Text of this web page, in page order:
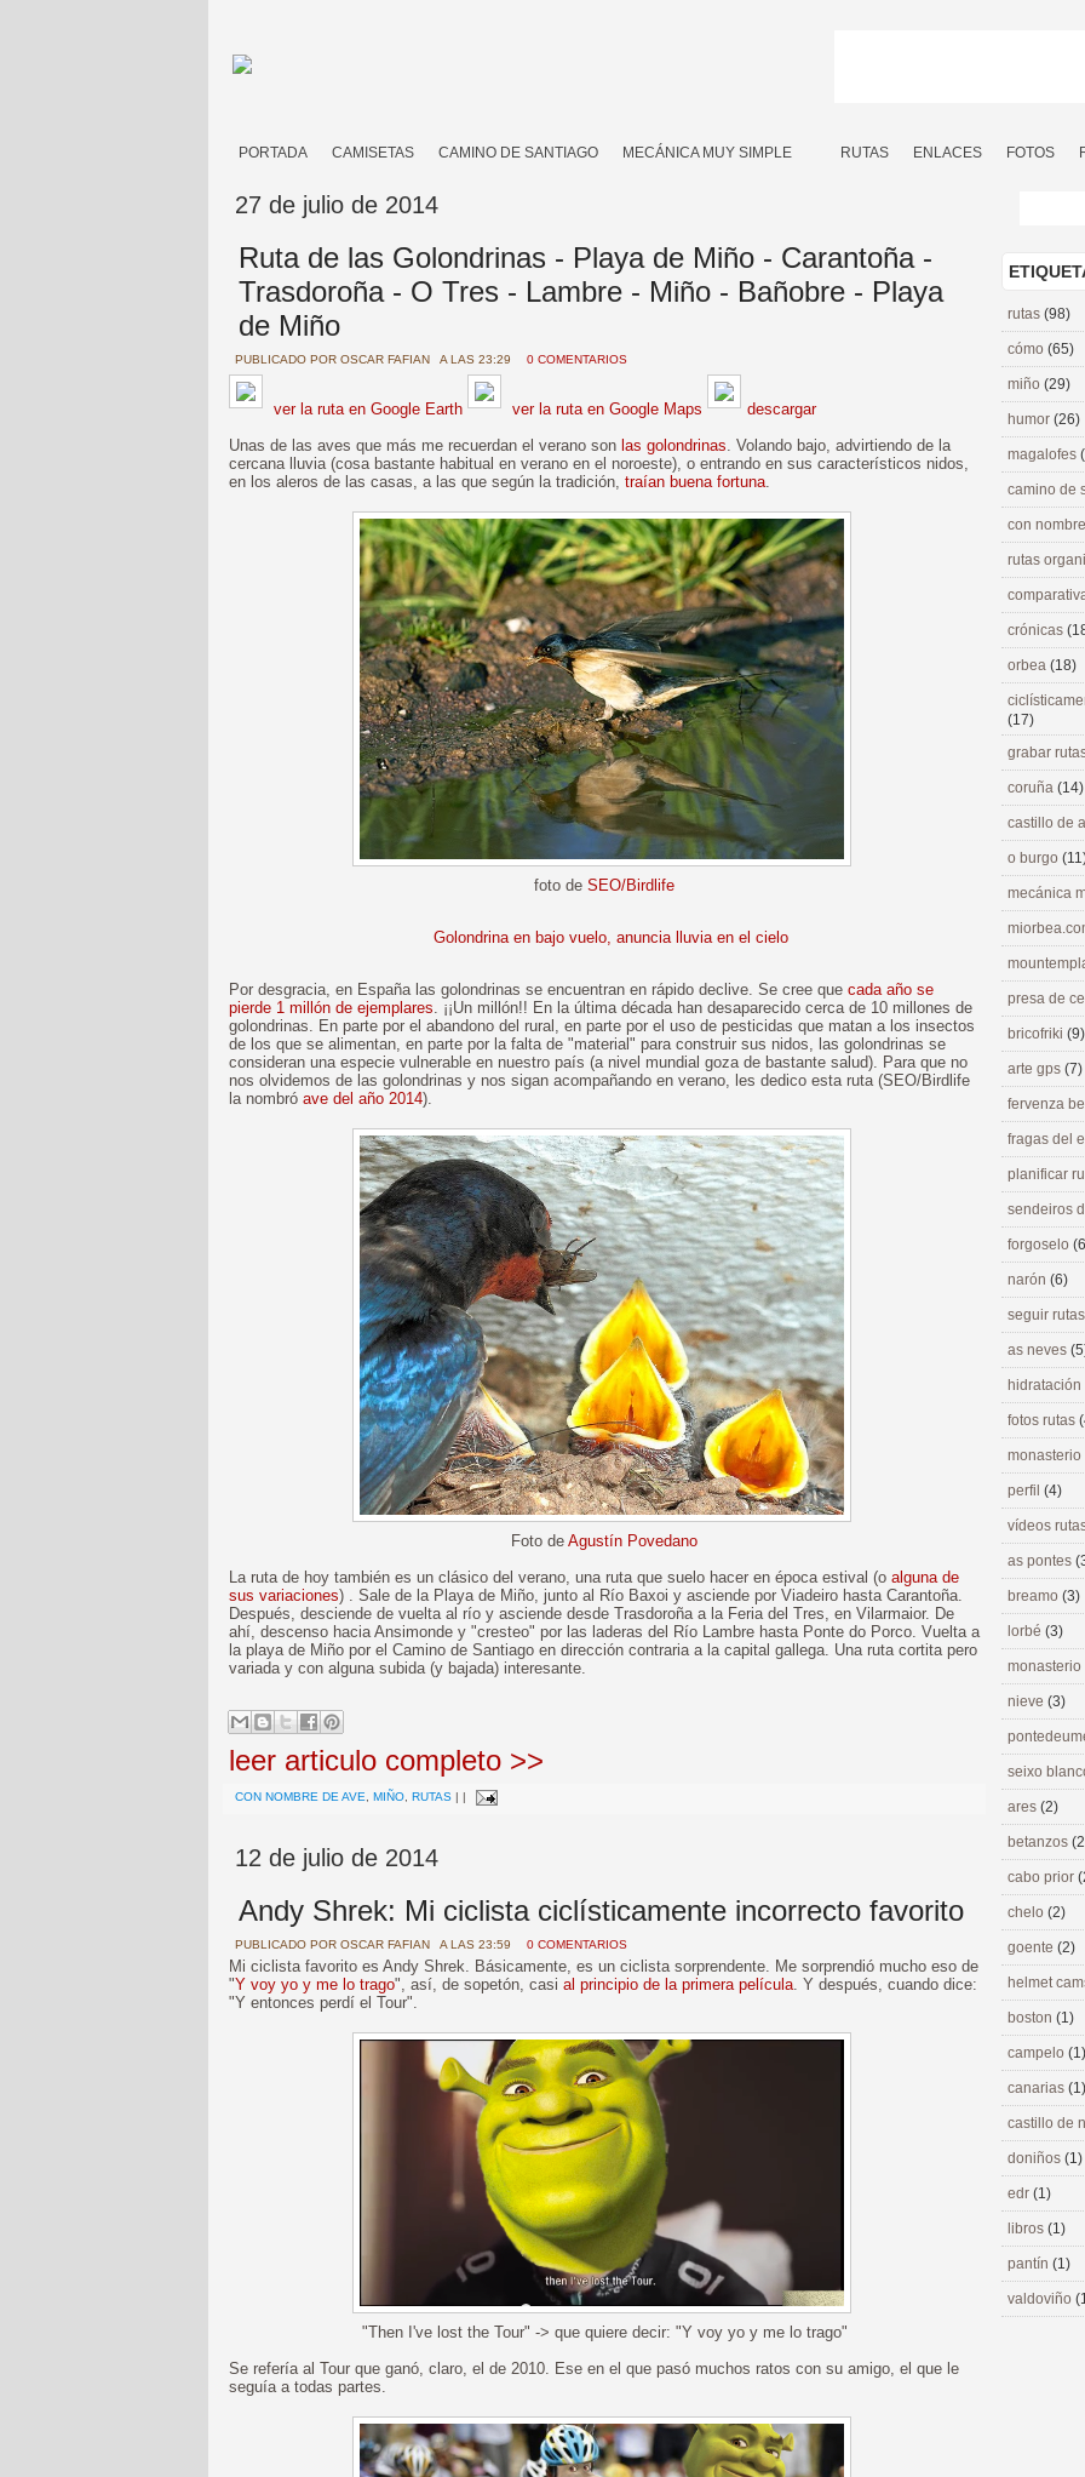
PORTADA CAMISETAS CAMINO DE SANTIAGO MECÁNICA MUY SIMPLE RUTAS ENLACES FOTOS
27 de julio de 2014
Ruta de las Golondrinas - Playa de Miño - Carantoña -
Trasdoroña - O Tres - Lambre - Miño - Bañobre - Playa
de Miño
PUBLICADO POR OSCAR FAFIAN A LAS 23:29 0 COMENTARIOS
ver la ruta en Google Earth ver la ruta en Google Maps
descargar
Unas de las aves que más me recuerdan el verano son las golondrinas. Volando bajo, advirtiendo de la
cercana lluvia (cosa bastante habitual en verano en el noroeste), o entrando en sus característicos nidos,
en los aleros de las casas, a las que según la tradición, traían buena fortuna.
foto de SEO/Birdlife
Golondrina en bajo vuelo, anuncia lluvia en el cielo
Por desgracia, en España las golondrinas se encuentran en rápido declive. Se cree que cada año se
pierde 1 millón de ejemplares. ¡¡Un millón!! En la última década han desaparecido cerca de 10 millones de
golondrinas. En parte por el abandono del rural, en parte por el uso de pesticidas que matan a los insectos
de los que se alimentan, en parte por la falta de "material" para construir sus nidos, las golondrinas se
consideran una especie vulnerable en nuestro país (a nivel mundial goza de bastante salud). Para que no
nos olvidemos de las golondrinas y nos sigan acompañando en verano, les dedico esta ruta (SEO/Birdlife
la nombró ave del año 2014).
Foto de Agustín Povedano
La ruta de hoy también es un clásico del verano, una ruta que suelo hacer en época estival (o alguna de
sus variaciones) . Sale de la Playa de Miño, junto al Río Baxoi y asciende por Viadeiro hasta Carantoña.
Después, desciende de vuelta al río y asciende desde Trasdoroña a la Feria del Tres, en Vilarmaior. De
ahí, descenso hacia Ansimonde y "cresteo" por las laderas del Río Lambre hasta Ponte do Porco. Vuelta a
la playa de Miño por el Camino de Santiago en dirección contraria a la capital gallega. Una ruta cortita pero
variada y con alguna subida (y bajada) interesante.
leer articulo completo >>
CON NOMBRE DE AVE MIÑO RUTAS | |
12 de julio de 2014
Andy Shrek: Mi ciclista ciclísticamente incorrecto favorito
PUBLICADO POR OSCAR FAFIAN A LAS 23:59 0 COMENTARIOS
Mi ciclista favorito es Andy Shrek. Básicamente, es un ciclista sorprendente. Me sorprendió mucho eso de
"Y voy yo y me lo trago", así, de sopetón, casi al principio de la primera película . Y después, cuando dice:
"Y entonces perdí el Tour".
"Then I've lost the Tour" -> que quiere decir: "Y voy yo y me lo trago"
Se refería al Tour que ganó, claro, el de 2010. Ese en el que pasó muchos ratos con su amigo, el que le
seguía a todas partes.
rutas (98)
cómo (65)
miño (29)
humor (26)
magalofes
camino de
con
rutas
crónicas
orbea (18)
(17)
grabar
coruña (14)
castillo de
o burgo
mecánica
presa de
bricofriki (9)
arte gps (7)
fervenza
fragas del
planificar
sendeiros
forgoselo
narón (6)
seguir
as neves
hidratación
fotos rutas
perfil (4)
vídeos
as pontes
breamo (3)
lorbé (3)
nieve (3)
seixo
ares (2)
betanzos
cabo prior
chelo (2)
goente (2)
helmet
boston (1)
campelo (1)
canarias (1)
castillo de
doniños (1)
edr (1)
libros (1)
pantín (1)
valdoviño